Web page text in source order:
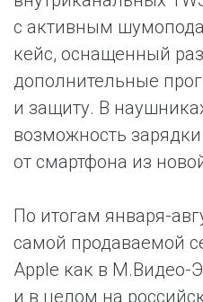
c активным
кейс, оснащенный
дополнительные
и защиту. В
возможность
от смартфона из
По итогам января-
самой продаваемой
Apple как в М.Видео-
и в целом на